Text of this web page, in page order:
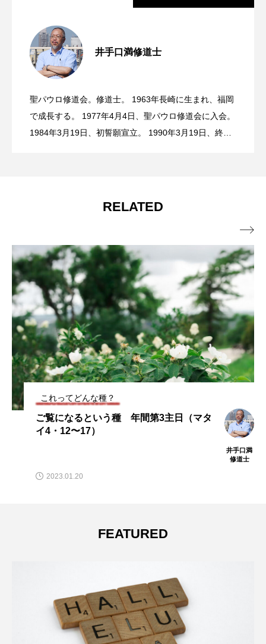
井手口満修道士
聖パウロ修道会。修道士。 1963年長崎に生まれ、福岡
で成長する。 1977年4月4日、聖パウロ修道会に入会。
1984年3月19日、初誓願宣立。 1990年3月19日、終生
2026.08.07
2026.07.31
2026.07.24 善い識別という種 年間第17主日（マタ
RELATED
これってどんな種？
ここから運び出せという種 四旬節第3主
日（ヨハネ2・13〜25）
井手口満
修道士
2024.03.01

FEATURED